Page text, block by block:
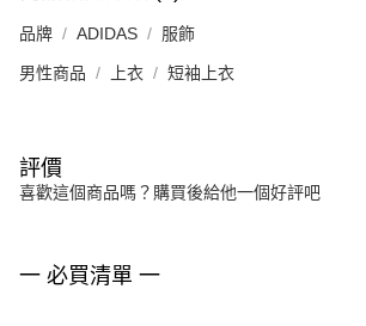
品牌 ADIDAS 服飾
男性商品 上衣 短袖上衣
評價
喜歡這個商品嗎？購買後給他一個好評吧
一 必買清單 一